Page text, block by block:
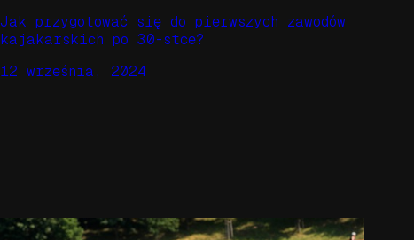
Jak przygotować się do pierwszych zawodów
kajakarskich po 30-stce?
12 września, 2024